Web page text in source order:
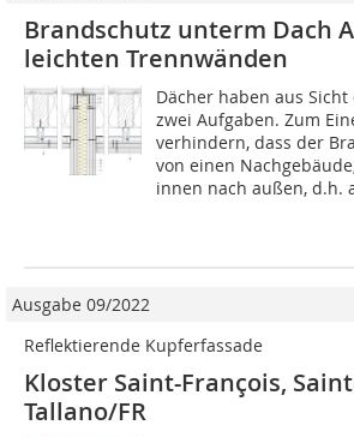
Brandschutz unterm Dach
leichten Trennwänden
Dächer haben aus
zwei Aufgaben. Zum
verhindern, dass der
von einen
innen nach außen, d.h.
Ausgabe 09/2022
Reflektierende Kupferfassade
Kloster Saint-François,
Tallano/FR